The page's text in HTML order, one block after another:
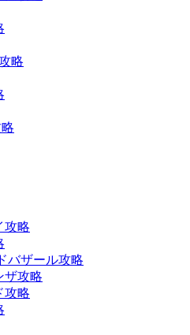
略
攻略
バザール攻略
ザ攻略
攻略